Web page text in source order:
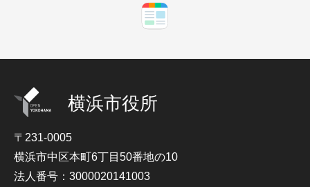
横浜市役所
〒231-0005
横浜市中区本町6丁目50番地の10
法人番号：3000020141003